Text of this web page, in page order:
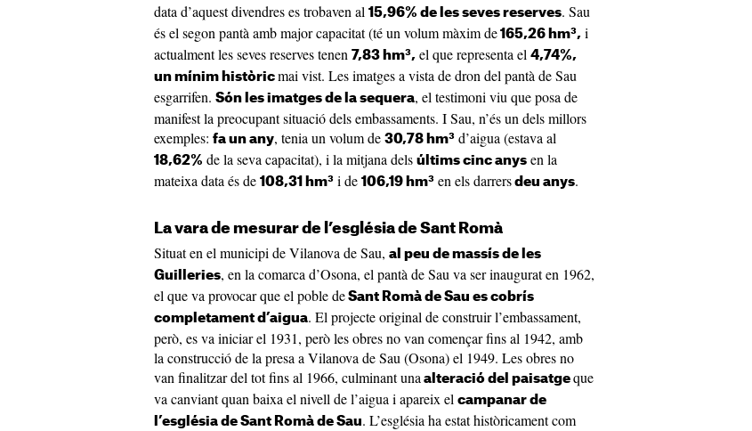
data d’aquest divendres es trobaven al 15,96% de les seves reserves. Sau
és el segon pantà amb major capacitat (té un volum màxim de 165,26 hm³, i
actualment les seves reserves tenen 7,83 hm³, el que representa el 4,74%,
un mínim històric mai vist. Les imatges a vista de dron del pantà de Sau
esgarrifen. Són les imatges de la sequera, el testimoni viu que posa de
manifest la preocupant situació dels embassaments. I Sau, n’és un dels millors
exemples: fa un any, tenia un volum de 30,78 hm³ d’aigua (estava al
18,62% de la seva capacitat), i la mitjana dels últims cinc anys en la
mateixa data és de 108,31 hm³ i de 106,19 hm³ en els darrers deu anys.
La vara de mesurar de l’església de Sant Romà
Situat en el municipi de Vilanova de Sau, al peu de massís de les
Guilleries, en la comarca d’Osona, el pantà de Sau va ser inaugurat en 1962,
el que va provocar que el poble de Sant Romà de Sau es cobrís
completament d’aigua. El projecte original de construir l’embassament,
però, es va iniciar el 1931, però les obres no van començar fins al 1942, amb
la construcció de la presa a Vilanova de Sau (Osona) el 1949. Les obres no
van finalitzar del tot fins al 1966, culminant una alteració del paisatge que
va canviant quan baixa el nivell de l’aigua i apareix el campanar de
l’església de Sant Romà de Sau. L’església ha estat històricament com